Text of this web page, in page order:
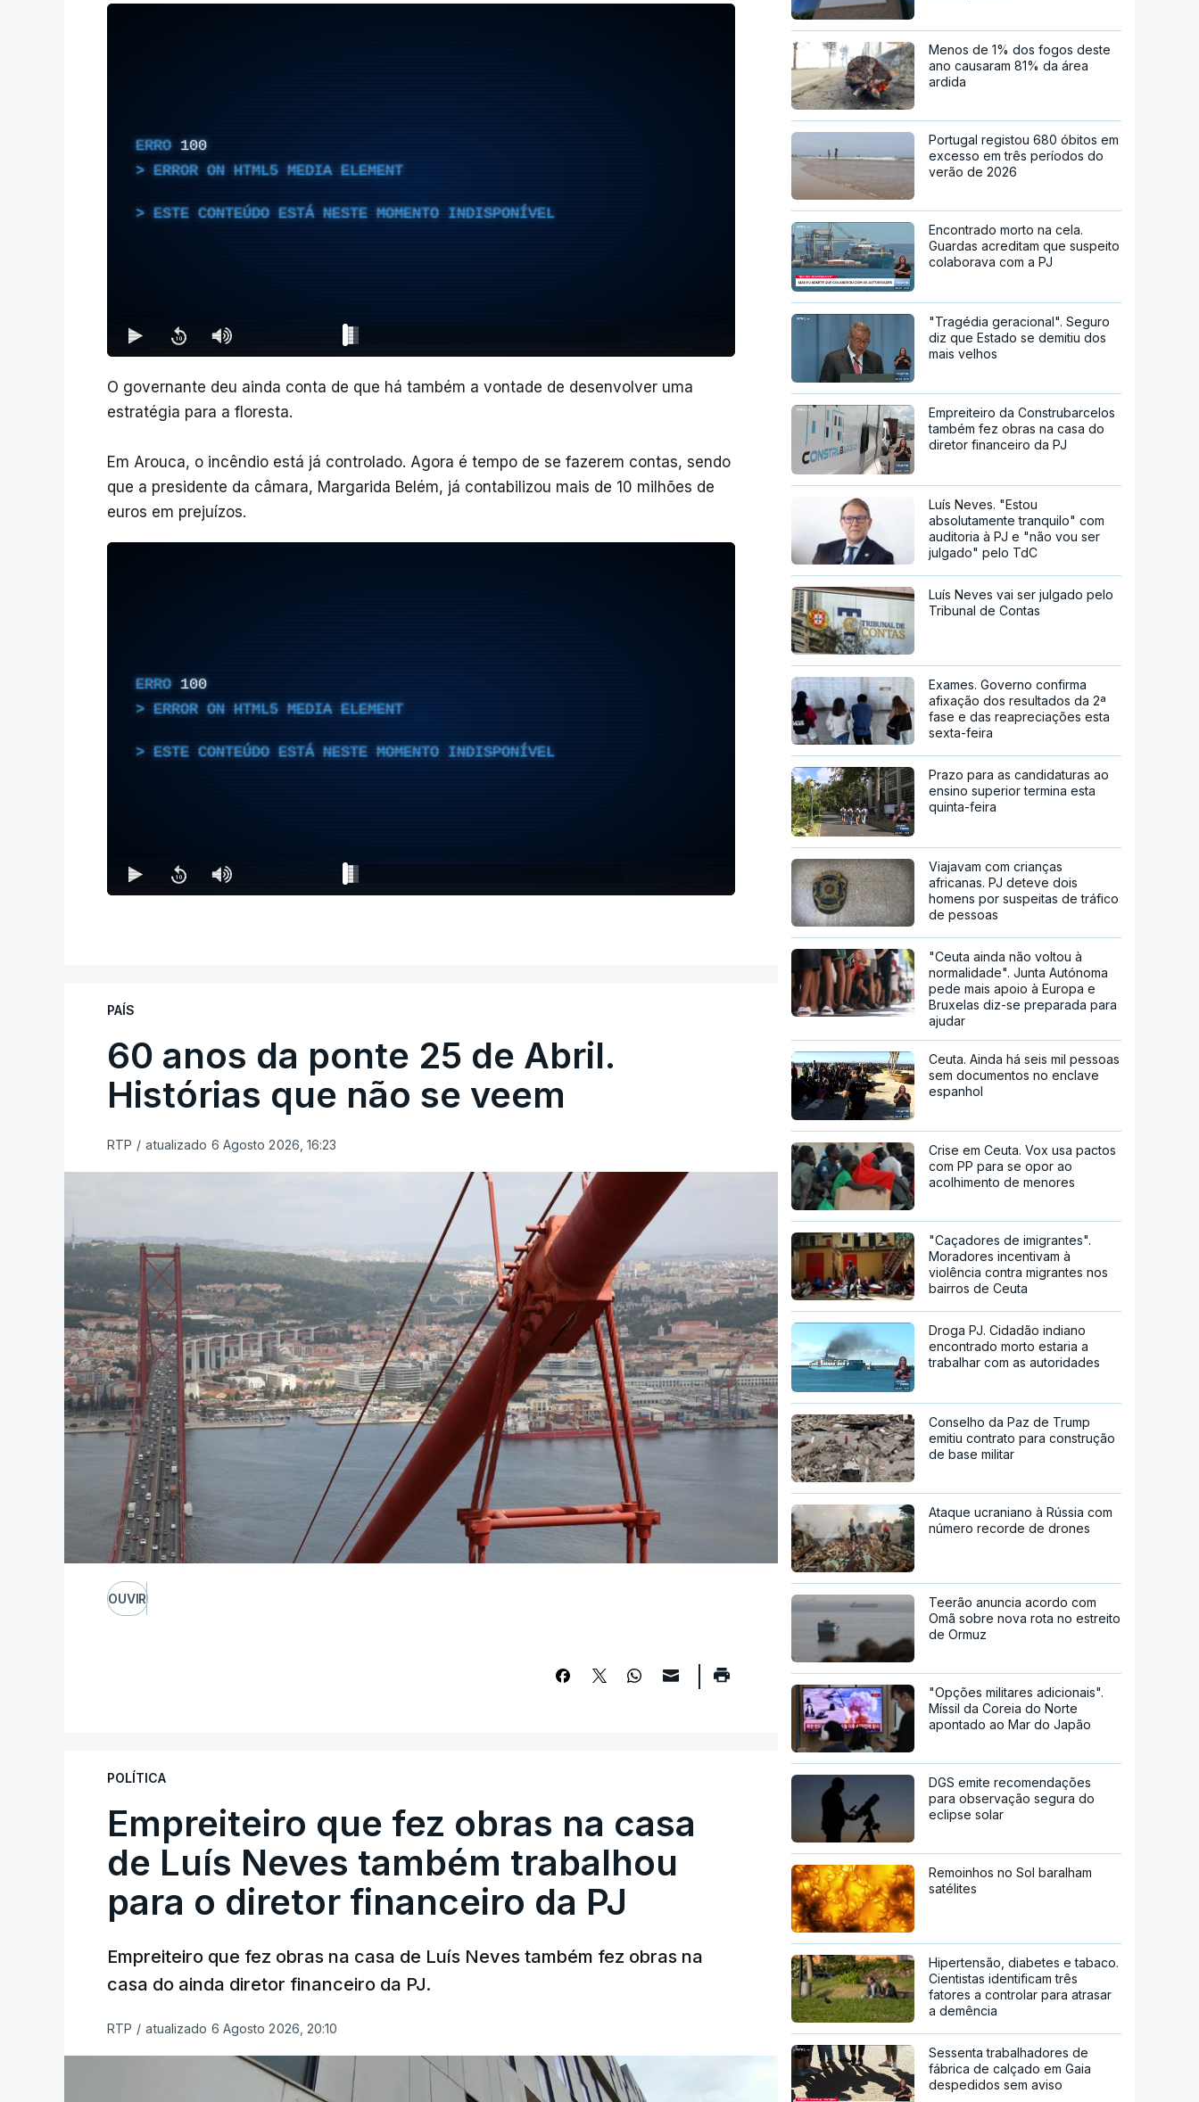
ERRO 100
ERROR ON HTML5 MEDIA ELEMENT
ESTE CONTEÚDO ESTÁ NESTE MOMENTO INDISPONÍVEL
O governante deu ainda conta de que há também a vontade de desenvolver uma
estratégia para a floresta.
Em Arouca, o incêndio está já controlado. Agora é tempo de se fazerem contas, sendo
que a presidente da câmara, Margarida Belém, já contabilizou mais de 10 milhões de
euros em prejuízos.
ERRO 100
ERROR ON HTML5 MEDIA ELEMENT
ESTE CONTEÚDO ESTÁ NESTE MOMENTO INDISPONÍVEL
PAÍS
60 anos da ponte 25 de Abril.
Histórias que não se veem
RTP / atualizado 6 Agosto 2026, 16:23
OUVIR
POLÍTICA
Empreiteiro que fez obras na casa
de Luís Neves também trabalhou
para o diretor financeiro da PJ
Empreiteiro que fez obras na casa de Luís Neves também fez obras na
casa do ainda diretor financeiro da PJ.
RTP / atualizado 6 Agosto 2026, 20:10
Menos de 1% dos fogos deste
ano causaram 81% da área
ardida
Portugal registou 680 óbitos em
excesso em três períodos do
verão de 2026
Encontrado morto na cela.
Guardas acreditam que suspeito
colaborava com a PJ
"Tragédia geracional". Seguro
diz que Estado se demitiu dos
mais velhos
Empreiteiro da Construbarcelos
também fez obras na casa do
diretor financeiro da PJ
Luís Neves. "Estou
absolutamente tranquilo" com
auditoria à PJ e "não vou ser
julgado" pelo TdC
Luís Neves vai ser julgado pelo
Tribunal de Contas
Exames. Governo confirma
afixação dos resultados da 2ª
fase e das reapreciações esta
sexta-feira
Prazo para as candidaturas ao
ensino superior termina esta
quinta-feira
Viajavam com crianças
africanas. PJ deteve dois
homens por suspeitas de tráfico
de pessoas
"Ceuta ainda não voltou à
normalidade". Junta Autónoma
pede mais apoio à Europa e
Bruxelas diz-se preparada para
ajudar
Ceuta. Ainda há seis mil pessoas
sem documentos no enclave
espanhol
Crise em Ceuta. Vox usa pactos
com PP para se opor ao
acolhimento de menores
"Caçadores de imigrantes".
Moradores incentivam à
violência contra migrantes nos
bairros de Ceuta
Droga PJ. Cidadão indiano
encontrado morto estaria a
trabalhar com as autoridades
Conselho da Paz de Trump
emitiu contrato para construção
de base militar
Ataque ucraniano à Rússia com
número recorde de drones
Teerão anuncia acordo com
Omã sobre nova rota no estreito
de Ormuz
"Opções militares adicionais".
Míssil da Coreia do Norte
apontado ao Mar do Japão
DGS emite recomendações
para observação segura do
eclipse solar
Remoinhos no Sol baralham
satélites
Hipertensão, diabetes e tabaco.
Cientistas identificam três
fatores a controlar para atrasar
a demência
Sessenta trabalhadores de
fábrica de calçado em Gaia
despedidos sem aviso